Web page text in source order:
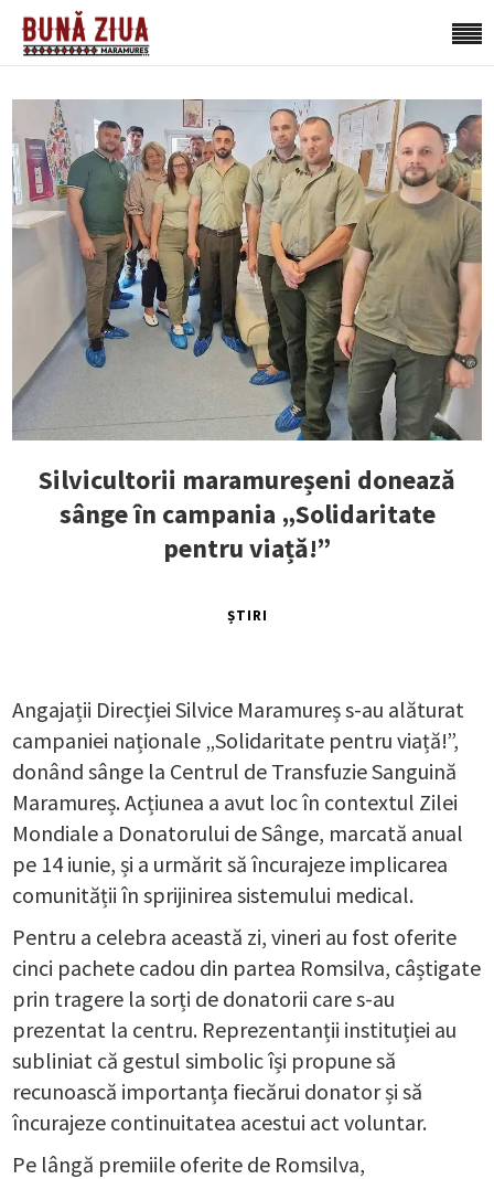
Silvicultorii maramureșeni donează
sânge în campania „Solidaritate
pentru viață!”
ȘTIRI
Angajații Direcției Silvice Maramureș s-au alăturat
campaniei naționale „Solidaritate pentru viață!”,
donând sânge la Centrul de Transfuzie Sanguină
Maramureș. Acțiunea a avut loc în contextul Zilei
Mondiale a Donatorului de Sânge, marcată anual
pe 14 iunie, și a urmărit să încurajeze implicarea
comunității în sprijinirea sistemului medical.
Pentru a celebra această zi, vineri au fost oferite
cinci pachete cadou din partea Romsilva, câștigate
prin tragere la sorți de donatorii care s-au
prezentat la centru. Reprezentanții instituției au
subliniat că gestul simbolic își propune să
recunoască importanța fiecărui donator și să
încurajeze continuitatea acestui act voluntar.
Pe lângă premiile oferite de Romsilva,